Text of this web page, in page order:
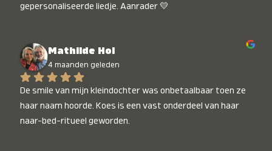
gepersonaliseerde liedje. Aanrader 💛
Mathilde Hol
4 maanden geleden
De smile van mijn kleindochter was onbetaalbaar toen ze
haar naam hoorde. Koes is een vast onderdeel van haar
naar-bed-ritueel geworden.